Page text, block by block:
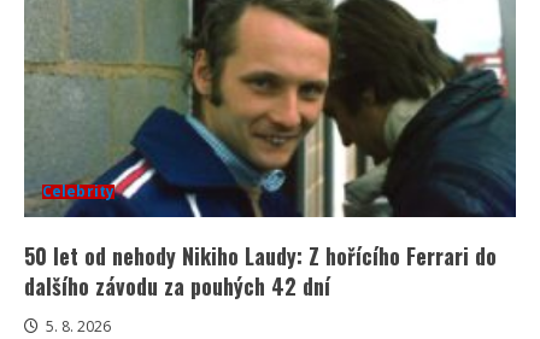
Celebrity
50 let od nehody Nikiho Laudy: Z hořícího Ferrari do
dalšího závodu za pouhých 42 dní
5. 8. 2026